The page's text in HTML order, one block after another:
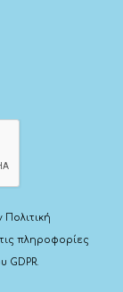
Πολιτική
πληροφορίες
GDPR.